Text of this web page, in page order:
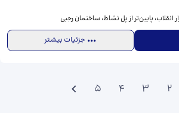
انقلاب، پایین‌تر از پل نشاط، ساختمان رجبی
جزئیات بیشتر
2
3
4
5